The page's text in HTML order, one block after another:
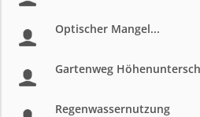
Optischer Mangel...
Gartenweg
Regenwassernutzung